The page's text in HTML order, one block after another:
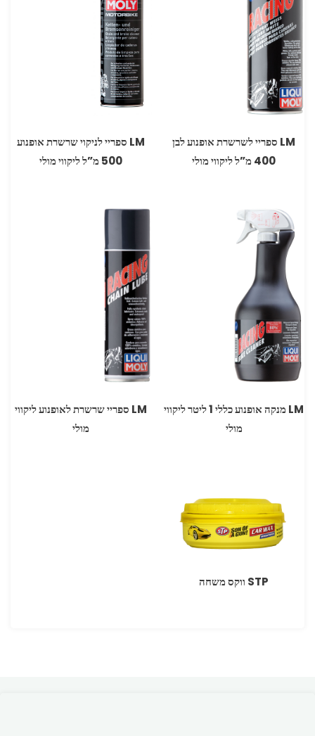
LM ספריי לשרשרת אופנוע לבן
400 מ”ל ליקווי מולי
LM ספריי לניקוי שרשרת אופנוע
500 מ”ל ליקווי מולי
LM מנקה אופנוע כללי 1 ליטר ליקווי
מולי
LM ספריי שרשרת לאופנוע ליקווי
מולי
STP ווקס משחה